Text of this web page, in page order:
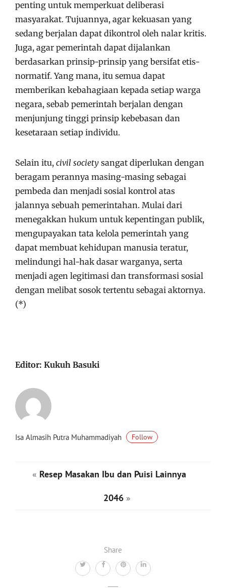
Share
penting untuk memperkuat deliberasi
masyarakat. Tujuannya, agar kekuasan yang
sedang berjalan dapat dikontrol oleh nalar kritis.
Juga, agar pemerintah dapat dijalankan
berdasarkan prinsip-prinsip yang bersifat etis-
normatif. Yang mana, itu semua dapat
memberikan kebahagiaan kepada setiap warga
negara, sebab pemerintah berjalan dengan
menjunjung tinggi prinsip kebebasan dan
kesetaraan setiap individu.
Selain itu, civil society sangat diperlukan dengan
beragam perannya masing-masing sebagai
pembeda dan menjadi sosial kontrol atas
jalannya sebuah pemerintahan. Mulai dari
menegakkan hukum untuk kepentingan publik,
mengupayakan tata kelola pemerintah yang
dapat membuat kehidupan manusia teratur,
melindungi hal-hak dasar warganya, serta
menjadi agen legitimasi dan transformasi sosial
dengan melibat sosok tertentu sebagai aktornya.
(*)
Editor: Kukuh Basuki
Isa Almasih Putra Muhammadiyah Follow
« Resep Masakan Ibu dan Puisi Lainnya
2046»